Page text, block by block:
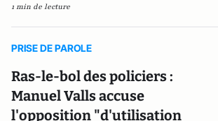
1 min de lecture
PRISE DE PAROLE
Ras-le-bol des policiers :
Manuel Valls accuse
l'opposition "d'utilisation